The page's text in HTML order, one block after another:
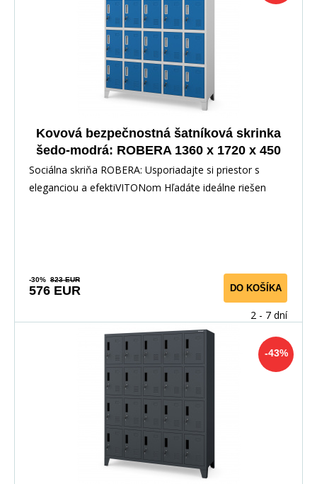
Kovová bezpečnostná šatníková skrinka
šedo-modrá: ROBERA 1360 x 1720 x 450
mm
Sociálna skriňa ROBERA: Usporiadajte si priestor s
eleganciou a efektiVITONom Hľadáte ideálne riešen
-30% 823 EUR
576 EUR DO KOŠÍKA
2 - 7 dní
-43%